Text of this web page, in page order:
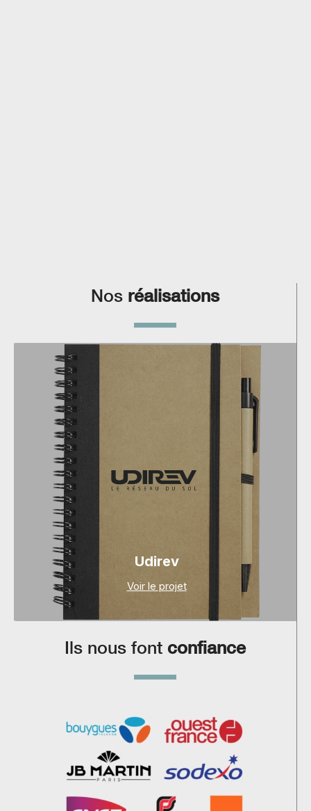
Nos réalisations
Udirev
Voir le projet
Ils nous font confiance